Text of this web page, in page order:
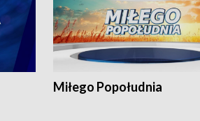
Miłego Popołudnia